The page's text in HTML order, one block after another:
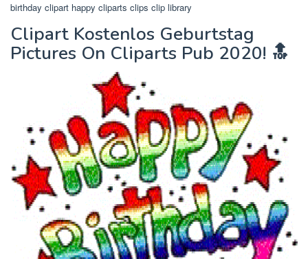
birthday clipart happy cliparts clips clip library
Clipart Kostenlos Geburtstag
Pictures On Cliparts Pub 2020! 🔝